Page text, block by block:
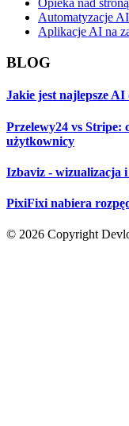
Opieka nad
Automatyzacje AI
Aplikacje AI na
BLOG
Jakie jest najlepsze
Przelewy24 vs Stripe:
użytkownicy
Izbaviz - wizualizacja
PixiFixi nabiera
© 2026 Copyright